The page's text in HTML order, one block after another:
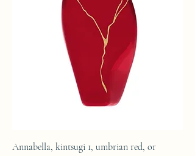
Annabella, kintsugi 1, umbrian red, or